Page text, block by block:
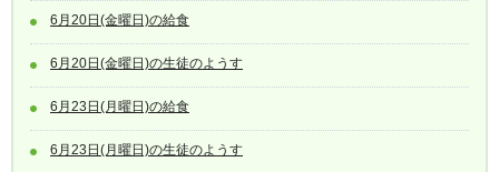
6月20日(金曜日)の給食
6月20日(金曜日)の生徒のようす
6月23日(月曜日)の給食
6月23日(月曜日)の生徒のようす